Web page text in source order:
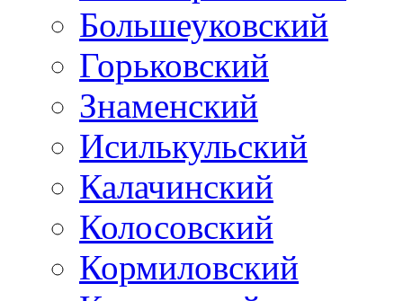
Большеуковский
Горьковский
Знаменский
Исилькульский
Калачинский
Колосовский
Кормиловский